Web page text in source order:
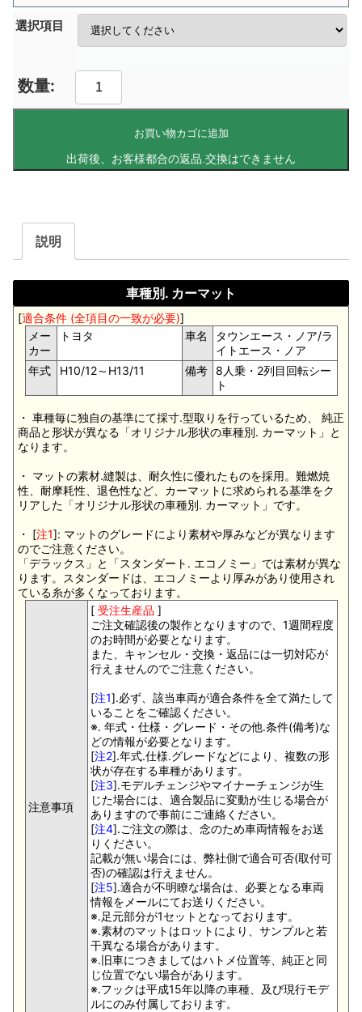
選択項目
お買い物カゴに追加
説明
車種別. カーマット
[適合条件 (全項目の一致が必要)]
メー
カー
トヨタ 車名
タウンエース・ノア/ラ
イトエース・ノア
年式
H10/12～H13/11 備考
8人乗・2列目回転シー
ト
・ 車種毎に独自の基準にて採寸.型取りを行っているため、 純正
商品と形状が異なる「オリジナル形状の車種別. カーマット」と
なります。
・ マットの素材.縫製は、耐久性に優れたものを採用。難燃焼
性、耐摩耗性、退色性など、カーマットに求められる基準をク
リアした「オリジナル形状の車種別. カーマット」です。
・ [注1]: マットのグレードにより素材や厚みなどが異なります
のでご注意ください。
「デラックス」と「スタンダート. エコノミー」では素材が異な
ります。スタンダードは、エコノミーより厚みがあり使用され
ている糸が多くなっております。
注意事項
[ 受注生産品 ]
ご注文確認後の製作となりますので、1週間程度
のお時間が必要となります。
また、キャンセル・交換・返品には一切対応が
行えませんのでご注意ください。
[注1].必ず、該当車両が適合条件を全て満たして
いることをご確認ください。
※. 年式・仕様・グレード・その他.条件(備考)な
どの情報が必要となります。
[注2].年式.仕様.グレードなどにより、複数の形
状が存在する車種があります。
[注3].モデルチェンジやマイナーチェンジが生
じた場合には、適合製品に変動が生じる場合が
ありますので事前にご連絡ください。
[注4].ご注文の際は、念のため車両情報をお送
りください。
記載が無い場合には、弊社側で適合可否(取付可
否)の確認は行えません。
[注5].適合が不明瞭な場合は、必要となる車両
情報をメールにてお送りください。
※.足元部分が1セットとなっております。
※.素材のマットはロットにより、サンプルと若
干異なる場合があります。
※.旧車につきましてはハトメ位置等、純正と同
じ位置でない場合があります。
※.フックは平成15年以降の車種、及び現行モデ
ルにのみ付属しております。